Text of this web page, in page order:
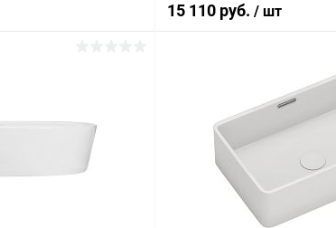
15 110 руб. / шт
В
Купить в 1 клик
В избранное